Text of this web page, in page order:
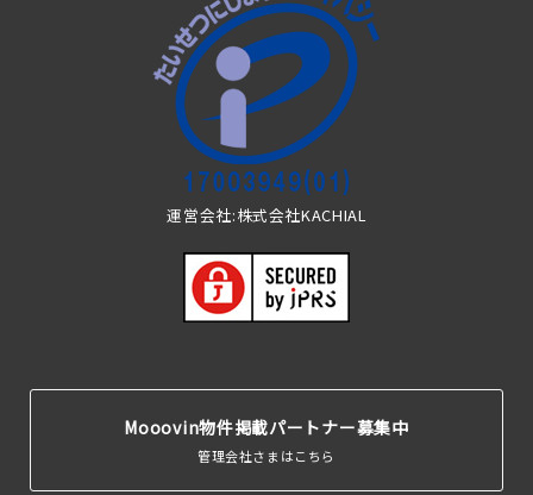
運営会社:株式会社KACHIAL
Mooovin物件掲載パートナー募集中
管理会社さまはこちら